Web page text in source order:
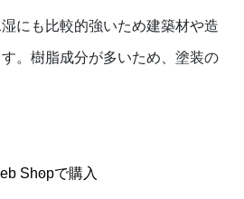
にも比較的強いため建築材や造
。樹脂成分が多いため、塗装の
Shopで購入